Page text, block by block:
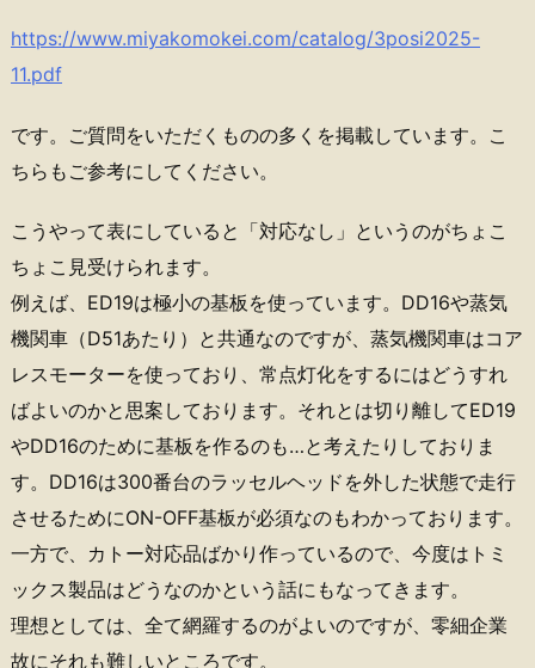
https://www.miyakomokei.com/catalog/3posi2025-
11.pdf
です。ご質問をいただくものの多くを掲載しています。こ
ちらもご参考にしてください。
こうやって表にしていると「対応なし」というのがちょこ
ちょこ見受けられます。
例えば、ED19は極小の基板を使っています。DD16や蒸気
機関車（D51あたり）と共通なのですが、蒸気機関車はコア
レスモーターを使っており、常点灯化をするにはどうすれ
ばよいのかと思案しております。それとは切り離してED19
やDD16のために基板を作るのも…と考えたりしておりま
す。DD16は300番台のラッセルヘッドを外した状態で走行
させるためにON-OFF基板が必須なのもわかっております。
一方で、カトー対応品ばかり作っているので、今度はトミ
ックス製品はどうなのかという話にもなってきます。
理想としては、全て網羅するのがよいのですが、零細企業
故にそれも難しいところです。